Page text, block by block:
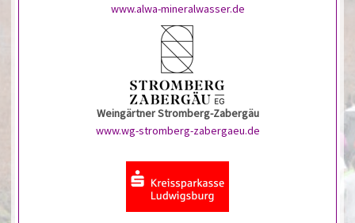
www.alwa-mineralwasser.de
Weingärtner Stromberg-Zabergäu
www.wg-stromberg-zabergaeu.de